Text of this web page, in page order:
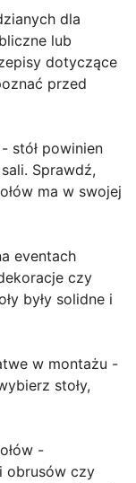
dla
lub
dotyczące
przed
stół powinien
Sprawdź,
ma w swojej
eventach
czy
były solidne i
w montażu -
stoły,
-
obrusów czy